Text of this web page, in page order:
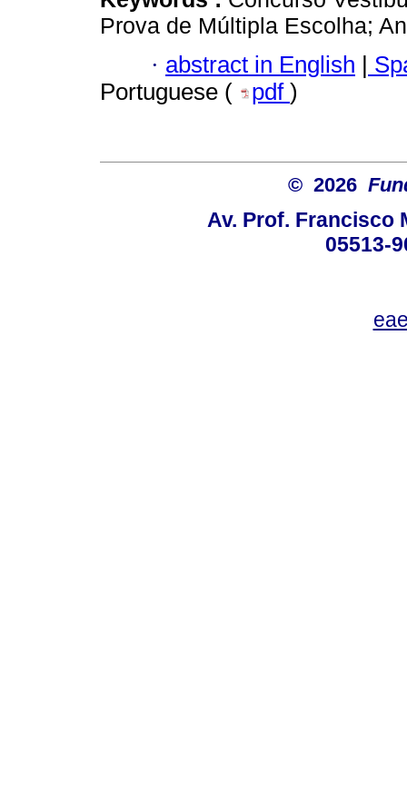
Prova de Múltipla Escolha;
· abstract in English |
Portuguese (
pdf )
© 2026
Av. Prof. Francisco
05513-